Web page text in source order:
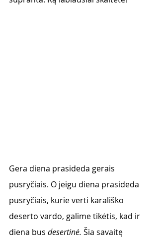
Gera diena prasideda gerais
pusryčiais. O jeigu diena prasideda
pusryčiais, kurie verti karališko
deserto vardo, galime tikėtis, kad ir
diena bus desertinė. Šia savaitę